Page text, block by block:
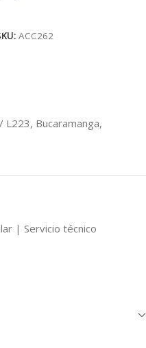
ACC262
Bucaramanga,
| Servicio técnico